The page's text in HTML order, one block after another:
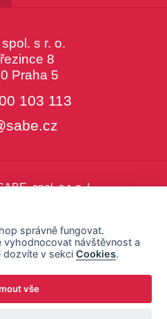
s r. o.
8
Praha 5
103 113
spol. s r. o. |
správně fungovat.
vyhodnocovat návštěvnost a
dozvíte v sekciCookies.
vše